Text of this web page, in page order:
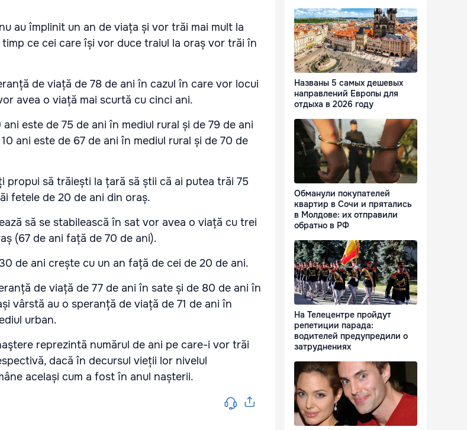
au împlinit un an de viața și vor trăi mai mult la
ce cei care își vor duce traiul la oraș vor trăi în
de viață de 78 de ani în cazul în care vor locui
avea o viață mai scurtă cu cinci ani.
este de 75 de ani în mediul rural și de 79 de ani
ani este de 67 de ani în mediul rural și de 70 de
propui să trăiești la țară să știi că ai putea trăi 75
fetele de 20 de ani din oraș.
să se stabilească în sat vor avea o viață cu trei
(67 de ani față de 70 de ani).
de ani crește cu un an față de cei de 20 de ani.
de viață de 77 de ani în sate și de 80 de ani în
vârstă au o speranță de viață de 71 de ani în
urban.
reprezintă numărul de ani pe care-i vor trăi
dacă în decursul vieții lor nivelul
același cum a fost în anul nașterii.
Названы 5 самых дешевых
направлений Европы для
отдыха в 2026 году
Обманули покупателей
квартир в Сочи и прятались
в Молдове: их отправили
обратно в РФ
На Телецентре пройдут
репетиции парада:
водителей предупредили о
затруднениях